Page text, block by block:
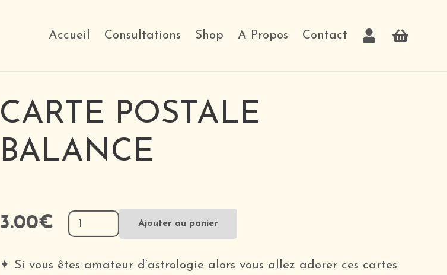
Accueil Consultations Shop A Propos Contact
CARTE POSTALE
BALANCE
3.00€
quantité
de
Postale
Ajouter au panier
✦ Si vous êtes amateur d’astrologie alors vous allez adorer ces cartes